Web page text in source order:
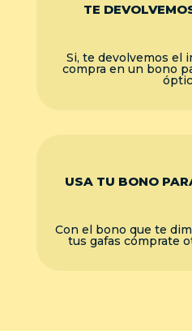
TE
Si, te devolvemos el
compra en un bono
USA TU BONO
Con el bono que te
tus gafas cómprate